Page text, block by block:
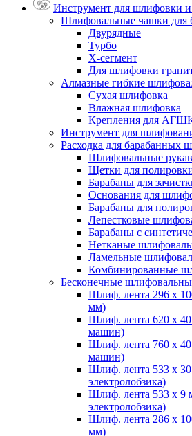
Инструмент для шлифовки
Шлифовальные чашки для
Двурядные
Турбо
Х-сегмент
Для шлифовки
Алмазные гибкие
Cухая шлифовка
Влажная шлифовка
Крепления для
Инструмент для
Расходка для барабанных
Шлифовальные
Щетки для
Барабаны для
Основания для
Барабаны для
Лепестковые
Барабаны с
Нетканые
Ламельные
Комбинированные
Бесконечные
Шлиф. лента 296 х
мм)
Шлиф. лента 620 х
машин)
Шлиф. лента 760 х
машин)
Шлиф. лента 533 х
электролобзика)
Шлиф. лента 533 х 9
электролобзика)
Шлиф. лента 286 х
мм)